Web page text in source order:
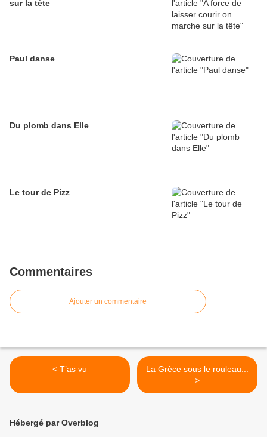
sur la tête
Paul danse
Du plomb dans Elle
Le tour de Pizz
Commentaires
Ajouter un commentaire
< T’as vu
La Grèce sous le rouleau...
>
Hébergé par Overblog